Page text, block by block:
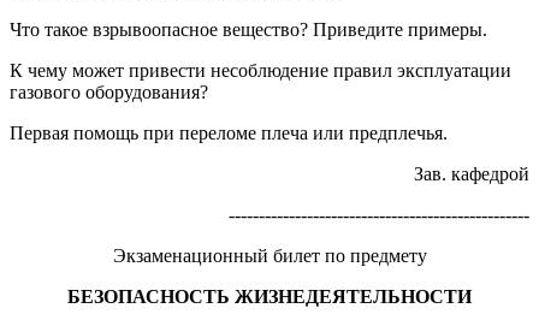
Что такое взрывоопасное вещество? Приведите примеры.
К чему может привести несоблюдение правил эксплуатации
газового оборудования?
Первая помощь при переломе плеча или предплечья.
Зав. кафедрой
--------------------------------------------------
Экзаменационный билет по предмету
БЕЗОПАСНОСТЬ ЖИЗНЕДЕЯТЕЛЬНОСТИ